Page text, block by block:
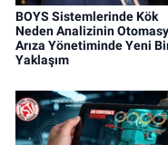
BOYS Sistemlerinde Kök
Neden Analizinin
Arıza Yönetiminde Yeni
Yaklaşım